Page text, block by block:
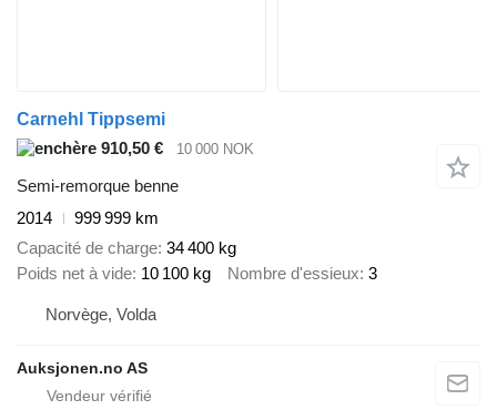
Carnehl Tippsemi
910,50 €
10 000 NOK
Semi-remorque benne
2014
999 999 km
Capacité de charge 34 400 kg
Poids net à vide 10 100 kg Nombre d'essieux 3
Norvège, Volda
Auksjonen.no AS